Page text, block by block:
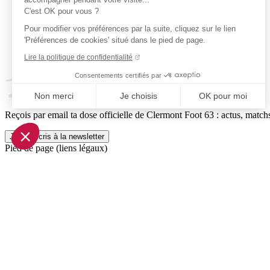
C'est OK pour vous ?
Pour modifier vos préférences par la suite, cliquez sur le lien
'Préférences de cookies' situé dans le pied de page.
Lire la politique de confidentialité
Consentements certifiés par
Non merci Je choisis OK pour moi
Axeptio consent
Plateforme de Gestion du Consentement : Personnalisez
Notre plateforme vous permet d'adapter et de gérer vos
Reçois par email ta dose officielle de Clermont Foot 63 : actus,
Je m'inscris à la newsletter
Pied de page (liens légaux)